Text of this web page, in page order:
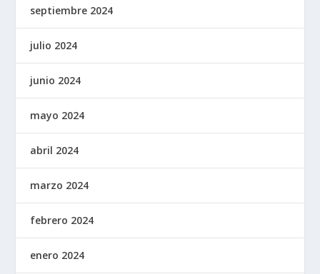
septiembre 2024
julio 2024
junio 2024
mayo 2024
abril 2024
marzo 2024
febrero 2024
enero 2024